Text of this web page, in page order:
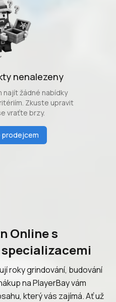
nenalezeny
najít žádné nabídky
Zkuste upravit
vraťte brzy.
Online s
roky grindování, budování
na PlayerBay vám
který vás zajímá. Ať už